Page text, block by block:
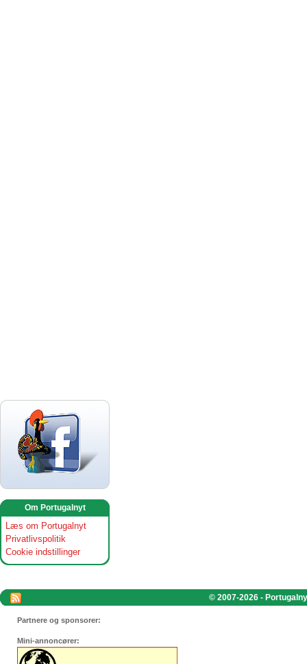
Om Portugalnyt
Læs om Portugalnyt
Privatlivspolitik
Cookie indstillinger
© 2007-2026 -
Partnere og sponsorer:
Mini-annoncører: